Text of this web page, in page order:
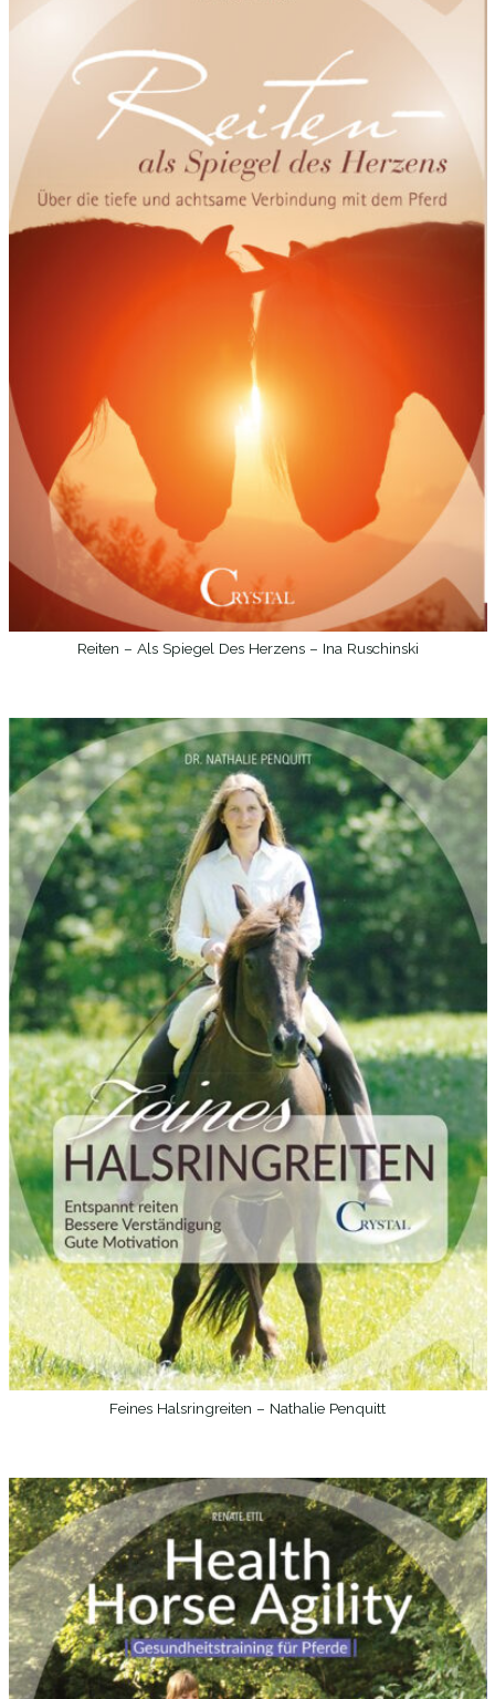
WEITERLESEN
Reiten – Als Spiegel Des Herzens – Ina Ruschinski
WEITERLESEN
Feines Halsringreiten – Nathalie Penquitt